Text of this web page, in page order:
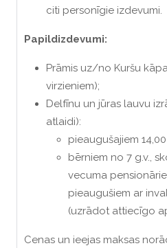
citi personīgie izdevumi.
Papildizdevumi:
Prāmis uz/no Kuršu
virzieniem);
Delfīnu un jūras lauvu
atlaidi):
pieaugušajiem
bērniem no 7 g.v.,
vecuma
pieaugušiem ar
(uzrādot attiecīgo
Cenas un ieejas maksas